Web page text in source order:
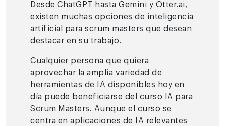
Desde ChatGPT hasta Gemini y Otter.ai,
existen muchas opciones de inteligencia
artificial para scrum masters que desean
destacar en su trabajo.
Cualquier persona que quiera
aprovechar la amplia variedad de
herramientas de IA disponibles hoy en
día puede beneficiarse del curso IA para
Scrum Masters. Aunque el curso se
centra en aplicaciones de IA relevantes